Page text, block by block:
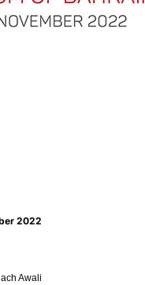
2022
Awali